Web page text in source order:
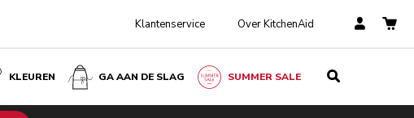
Klantenservice Over KitchenAid
KLEUREN GA AAN DE SLAG SUMMER SALE
€ 79,00